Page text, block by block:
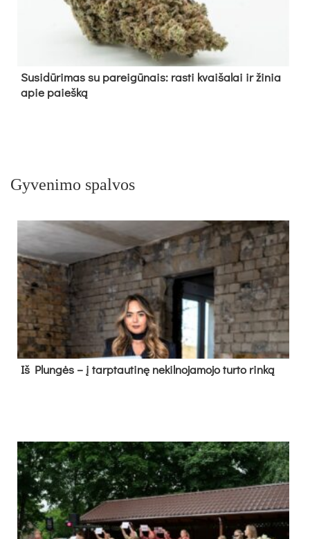
Su­si­dū­ri­mas su pa­rei­gū­nais: ras­ti kvai­ša­lai ir ži­nia
apie paieš­ką
Gyvenimo spalvos
Iš Plungės – į tarptautinę nekilnojamojo turto rinką